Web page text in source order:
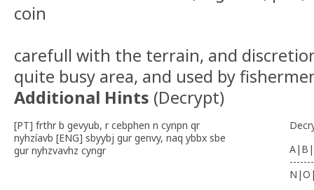
coin
carefull with the terrain, and
quite busy area, and used by
Additional Hints (Decrypt)
[PT] frthr b gevyub, r cebphen n cynpn qr
nyhzíavb [ENG] sbyybj gur genvy, naq ybbx sbe
gur nyhzvavhz cyngr